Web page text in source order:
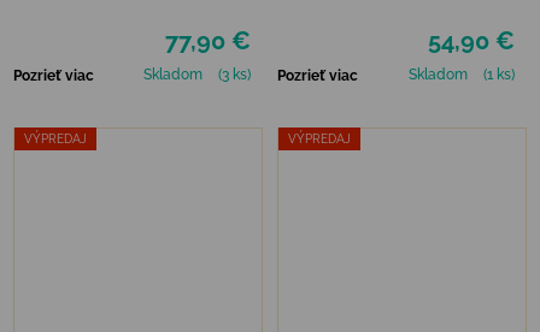
HUDOBNÁ - BALANCE &
GROOVE
77,90 €
Pozrieť viac Skladom (3 ks)
54,90 €
Pozrieť viac Skladom (1 ks)
VÝPREDAJ VÝPREDAJ